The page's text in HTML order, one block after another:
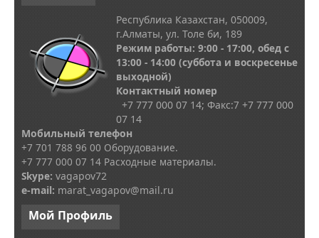
Республика Казахстан, 050009,
г.Алматы, ул. Толе би, 189
Режим работы: 9:00 - 17:00, обед с
13:00 - 14:00 (суббота и воскресенье
выходной)
Контактный номер
+7 777 000 07 14; Факс:7 +7 777 000
07 14
Мобильный телефон
+7 701 788 96 00 Оборудование.
+7 777 000 07 14 Расходные материалы.
Skype: vagapov72
e-mail: marat_vagapov@mail.ru
Мой Профиль